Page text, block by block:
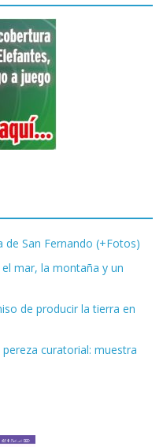
de San Fernando (+Fotos)
el mar, la montaña y un
de producir la tierra en
curatorial: muestra